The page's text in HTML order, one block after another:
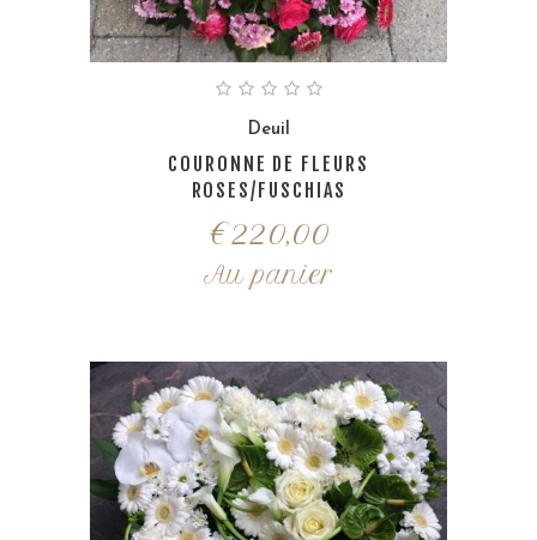
Deuil
COURONNE DE FLEURS
ROSES/FUSCHIAS
€220,00
Au panier